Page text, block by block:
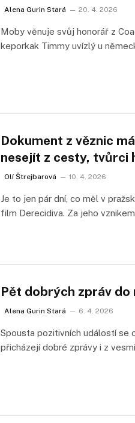
Alena Gurin Stará 20. 4. 2026
Moby věnuje svůj honorář z
keporkak Timmy uvízlý u
Dokument z věznic
nesejít z cesty, tvůrci
Olí Štrejbarová 10. 4. 2026
Je to jen pár dní, co měl v
film Derecidiva. Za jeho
Pět dobrých zpráv do
Alena Gurin Stará 6. 4. 2026
Spousta pozitivních událostí se
přicházejí dobré zprávy i z